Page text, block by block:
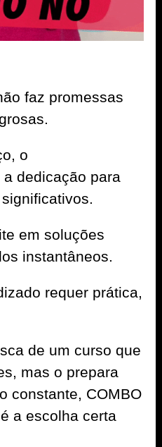
faz promessas
o
dedicação para
em soluções
instantâneos.
requer prática,
de um curso que
mas o prepara
constante, COMBO
a escolha certa